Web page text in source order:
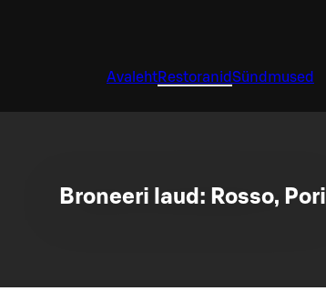
AvalehtRestoranidSündmused
Broneeri laud: Rosso, Pori